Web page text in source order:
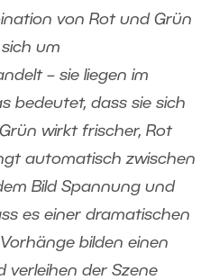
von Rot und Grün
um
– sie liegen im
bedeutet, dass sie sich
wirkt frischer, Rot
automatisch zwischen
Bild Spannung und
es einer dramatischen
bilden einen
verleihen der Szene